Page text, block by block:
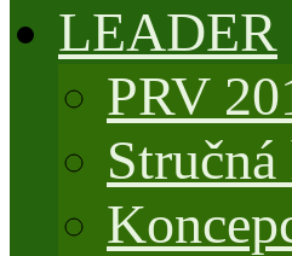
LEADER
PRV